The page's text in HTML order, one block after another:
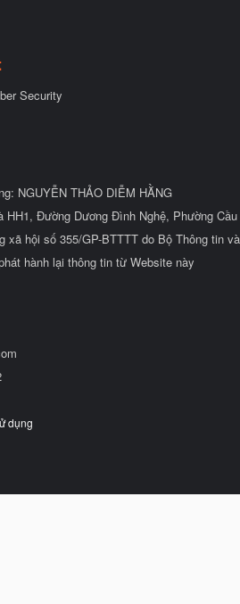
Security
NGUYỄN THẢO DIỄM HẰNG
HH1, Đường Dương Đình Nghệ, Phường
xã hội số 355/GP-BTTTT do Bộ Thông tin
hành lại thông tin từ Website này
dụng